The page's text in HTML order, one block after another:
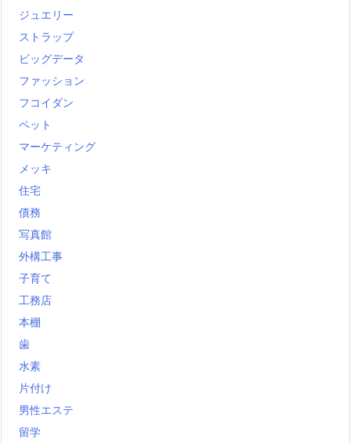
ジュエリー
ストラップ
ビッグデータ
ファッション
フコイダン
ペット
マーケティング
メッキ
住宅
債務
写真館
外構工事
子育て
工務店
本棚
歯
水素
片付け
男性エステ
留学